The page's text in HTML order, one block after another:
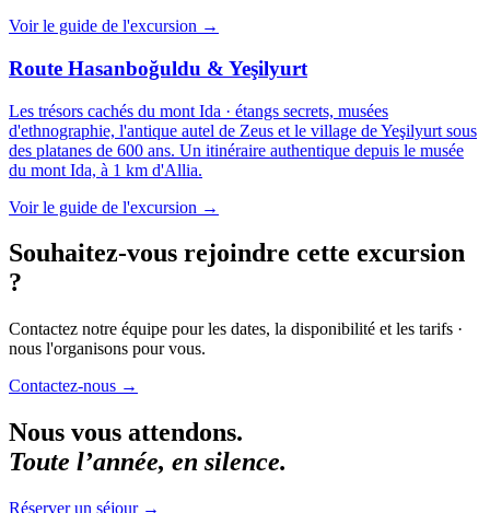
Voir le guide de l'excursion →
Route Hasanboğuldu & Yeşilyurt
Les trésors cachés du mont Ida · étangs secrets, musées
d'ethnographie, l'antique autel de Zeus et le village de Yeşilyurt sous
des platanes de 600 ans. Un itinéraire authentique depuis le musée
du mont Ida, à 1 km d'Allia.
Voir le guide de l'excursion →
Souhaitez-vous rejoindre cette excursion
?
Contactez notre équipe pour les dates, la disponibilité et les tarifs ·
nous l'organisons pour vous.
Contactez-nous →
Nous vous attendons.
Toute l’année, en silence.
Réserver un séjour →